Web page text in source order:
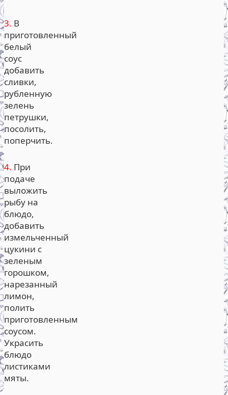
3. В
приготовленный
белый
соус
добавить
сливки,
рубленную
зелень
петрушки,
посолить,
поперчить.
4. При
подаче
выложить
рыбу на
блюдо,
добавить
измельченный
цукини с
зеленым
горошком,
нарезанный
лимон,
полить
приготовленным
соусом.
Украсить
блюдо
листиками
мяты.